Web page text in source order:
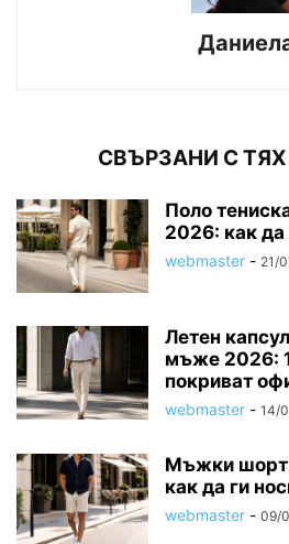
СВЪРЗАНИ С
Поло
2026: как
webmaster - 21/
Летен
мъже 2026:
покриват
webmaster - 14/
Мъжки
как да ги
webmaster - 09/